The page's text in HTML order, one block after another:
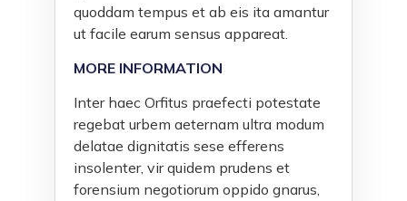
quoddam tempus et ab eis ita amantur
ut facile earum sensus appareat.
MORE INFORMATION
Inter haec Orfitus praefecti potestate
regebat urbem aeternam ultra modum
delatae dignitatis sese efferens
insolenter, vir quidem prudens et
forensium negotiorum oppido gnarus,